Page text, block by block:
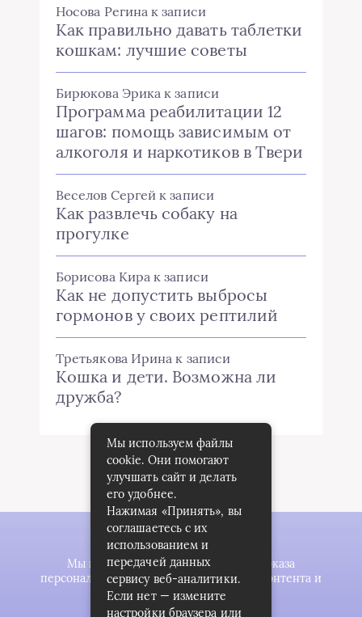
Носова Регина к записи
Как правильно давать таблетки
кошкам: лучшие советы
Бирюкова Эрика к записи
Программа реабилитации 12
шагов: помощь зависимым от
алкоголя и наркотиков в Твери
Веселов Сергей к записи
Как развлечь собаку на
прогулке
Борисова Кира к записи
Как не допустить выбросы
гормонов у своих рептилий
Третьякова Ирина к записи
Кошка и дети. Возможна ли
дружба?
Мы используем файлы cookie для показа
персонализированной рекламы и/или контента и
анализа нашего трафика.
Мы используем файлы
cookie. Они помогают
улучшать сайт и делать
его удобнее.
Нажимая «Принять», вы
соглашаетесь с их
использованием и
передачей данных
сервису веб-аналитики.
Если нет — измените
настройки браузера или